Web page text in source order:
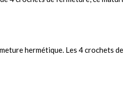
hermétique. Les 4 crochets